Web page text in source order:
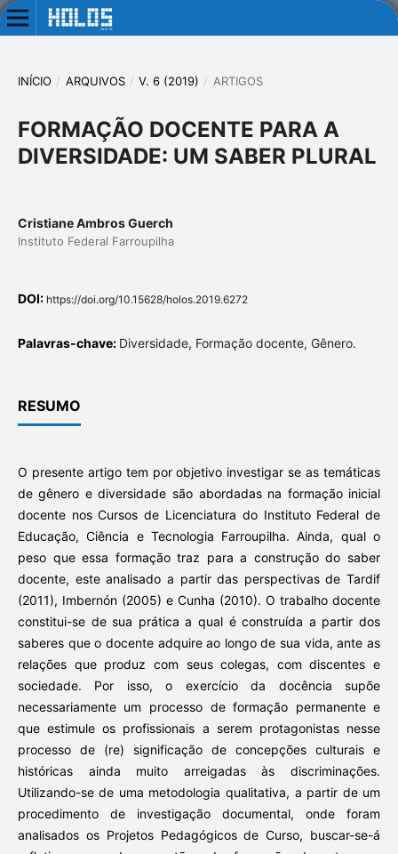
INÍCIO / ARQUIVOS / V. 6 (2019) / ARTIGOS
FORMAÇÃO DOCENTE PARA A
DIVERSIDADE: UM SABER PLURAL
Cristiane Ambros Guerch
Instituto Federal Farroupilha
DOI: https://doi.org/10.15628/holos.2019.6272
Palavras-chave: Diversidade, Formação docente, Gênero.
RESUMO
O presente artigo tem por objetivo investigar se as temáticas
de gênero e diversidade são abordadas na formação inicial
docente nos Cursos de Licenciatura do Instituto Federal de
Educação, Ciência e Tecnologia Farroupilha. Ainda, qual o
peso que essa formação traz para a construção do saber
docente, este analisado a partir das perspectivas de Tardif
(2011), Imbernón (2005) e Cunha (2010). O trabalho docente
constitui-se de sua prática a qual é construída a partir dos
saberes que o docente adquire ao longo de sua vida, ante as
relações que produz com seus colegas, com discentes e
sociedade. Por isso, o exercício da docência supõe
necessariamente um processo de formação permanente e
que estimule os profissionais a serem protagonistas nesse
processo de (re) significação de concepções culturais e
históricas ainda muito arreigadas às discriminações.
Utilizando-se de uma metodologia qualitativa, a partir de um
procedimento de investigação documental, onde foram
analisados os Projetos Pedagógicos de Curso, buscar-se-á